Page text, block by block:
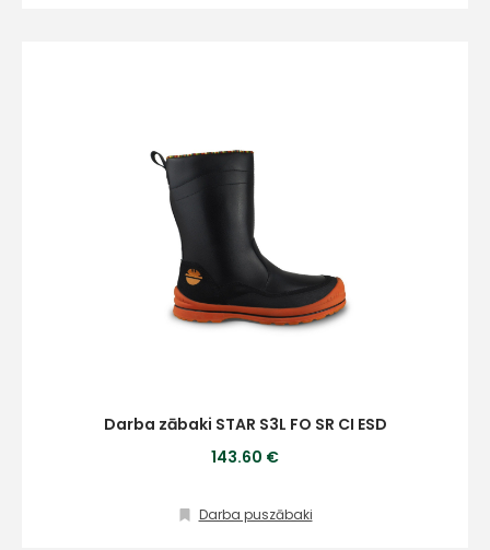
Darba zābaki STAR S3L FO SR CI ESD
143.60 €
Darba puszābaki